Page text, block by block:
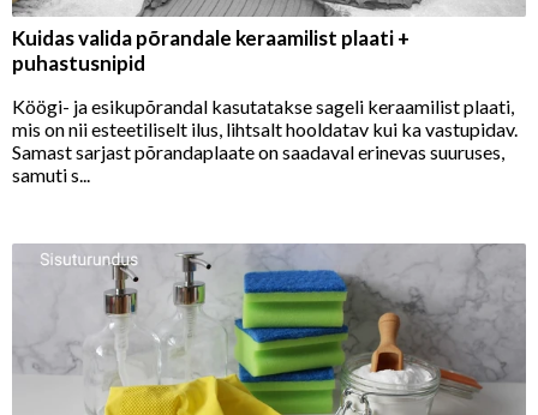
Kuidas valida põrandale keraamilist plaati +
puhastusnipid
Köögi- ja esikupõrandal kasutatakse sageli keraamilist plaati,
mis on nii esteetiliselt ilus, lihtsalt hooldatav kui ka vastupidav.
Samast sarjast põrandaplaate on saadaval erinevas suuruses,
samuti s...